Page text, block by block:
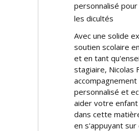
personnalisé
les difficultés
Avec une solide
soutien scolaire
et en tant
stagiaire, Nicolas
accompagnement
personnalisé et
aider votre
dans cette
en s'appuyant sur